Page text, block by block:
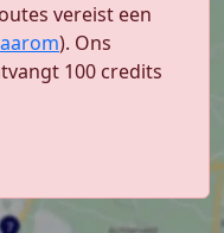
vereist een
). Ons
100 credits